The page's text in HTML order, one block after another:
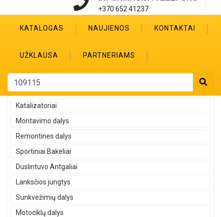
+370 652 41237
KATALOGAS NAUJIENOS KONTAKTAI
UŽKLAUSA PARTNERIAMS
Katalizatoriai
Montavimo dalys
Remontines dalys
Sportiniai Bakeliai
Duslintuvo Antgaliai
Lanksčios jungtys
Sunkvežimių dalys
Motociklų dalys